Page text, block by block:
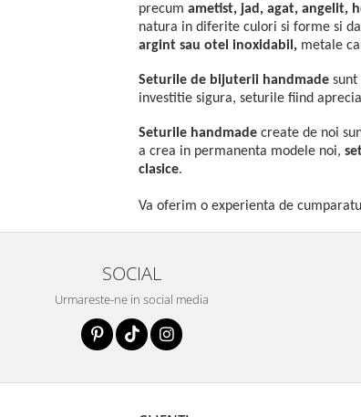
precum ametist, jad, agat, angelit,
natura in diferite culori si forme si
argint sau otel inoxidabil, metale
Seturile de bijuterii handmade
investitie sigura, seturile fiind
Seturile handmade create de noi
a crea in permanenta modele noi,
clasice.
Va oferim o experienta de
SOCIAL
Urmareste-ne in social media